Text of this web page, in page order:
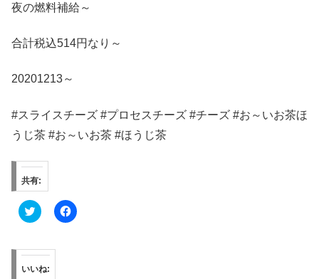
夜の燃料補給～
合計税込514円なり～
20201213～
#スライスチーズ #プロセスチーズ #チーズ #お～いお茶ほ
うじ茶 #お～いお茶 #ほうじ茶
共有:
ク
リ
し
て
T
w
F
a
いいね: